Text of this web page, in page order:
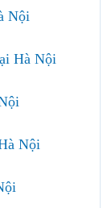
Nội
Hà Nội
Nội